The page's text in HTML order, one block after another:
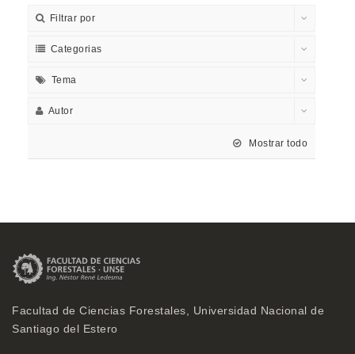
Filtrar por
Categorias
Tema
Autor
Mostrar todo
Facultad de Ciencias Forestales, Universidad Nacional de
Santiago del Estero